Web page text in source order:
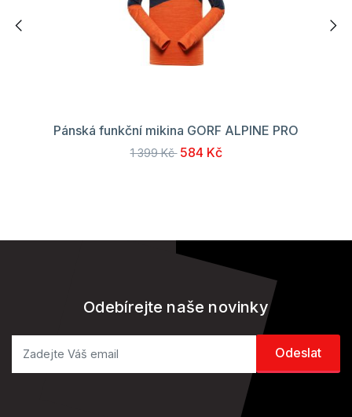
Pánská funkční mikina GORF ALPINE PRO
1 399 Kč 584 Kč
Odebírejte naše novinky